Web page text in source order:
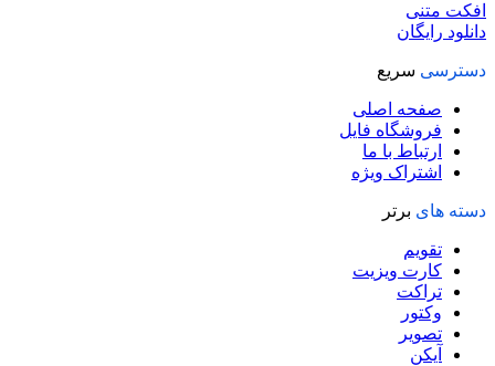
افکت متنی
دانلود رایگان
دسترسی سریع
صفحه اصلی
فروشگاه فایل
ارتباط با ما
اشتراک ویژه
دسته های برتر
تقویم
کارت ویزیت
تراکت
وکتور
تصویر
آیکن